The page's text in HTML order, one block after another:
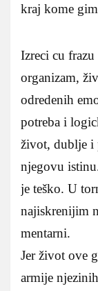
kraj kome
Izreci cu
organizam,
odredenih
potreba i
život, dublje i
njegovu
je teško. U
najiskrenijim
mentarni.
Jer život ove
armije